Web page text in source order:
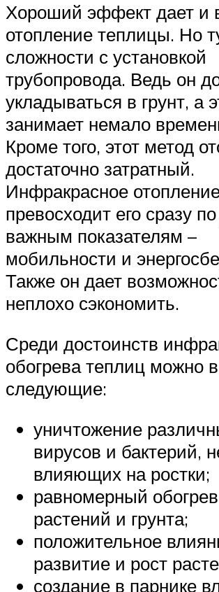
Хороший эффект дает и
отопление теплицы. Но
сложности с установкой
трубопровода. Ведь он
укладываться в грунт, а
занимает немало
Кроме того, этот метод
достаточно затратный.
Инфракрасное
превосходит его сразу
важным показателям –
мобильности и
Также он дает
неплохо сэкономить.
Среди достоинств
обогрева теплиц можно
следующие:
уничтожение
вирусов и бактерий,
влияющих на ростки;
равномерный
растений и грунта;
положительное
развитие и рост
создание в парнике